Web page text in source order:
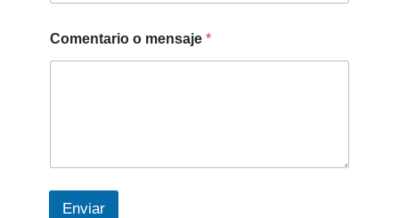
Comentario o mensaje *
Enviar